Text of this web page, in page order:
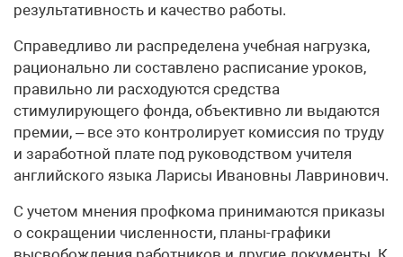
результативность и качество работы.
Справедливо ли распределена учебная нагрузка,
рационально ли составлено расписание уроков,
правильно ли расходуются средства
стимулирующего фонда, объективно ли выдаются
премии, – все это контролирует комиссия по труду
и заработной плате под руководством учителя
английского языка Ларисы Ивановны Лавринович.
С учетом мнения профкома принимаются приказы
о сокращении численности, планы-графики